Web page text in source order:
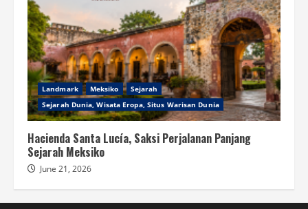
Landmark Meksiko
Sejarah
Sejarah Dunia, Wisata Eropa, Situs Warisan Dunia
Hacienda Santa Lucía, Saksi Perjalanan Panjang
Sejarah Meksiko
June 21, 2026